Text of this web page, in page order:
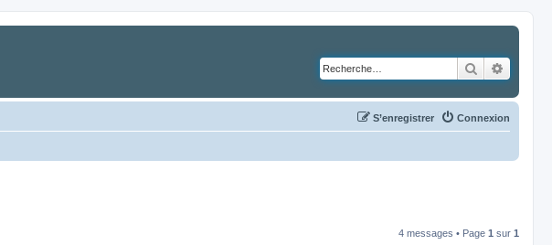
Rechercher
Connexion
S’enregistrer
4 messages • Page 1 sur 1